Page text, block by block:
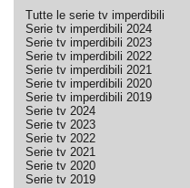
Tutte le serie tv imperdibili
Serie tv imperdibili 2024
Serie tv imperdibili 2023
Serie tv imperdibili 2022
Serie tv imperdibili 2021
Serie tv imperdibili 2020
Serie tv imperdibili 2019
Serie tv 2024
Serie tv 2023
Serie tv 2022
Serie tv 2021
Serie tv 2020
Serie tv 2019